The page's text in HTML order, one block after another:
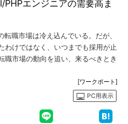
エンジニアの需要高ま
職市場は冷え込んでいる。だが、
わけではなく、いつまでも採用が止
職市場の動向を追い、来るべきとき
[ワークポート]
PC用表示